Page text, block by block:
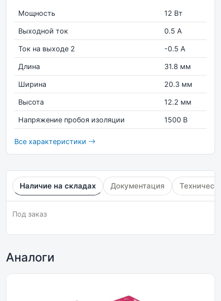
Мощность 12 Вт
Выходной ток 0.5 А
Ток на выходе 2 -0.5 А
Длина 31.8 мм
Ширина 20.3 мм
Высота 12.2 мм
Напряжение пробоя изоляции 1500 В
Все характеристики
Наличие на складах Документация
Под заказ
Аналоги